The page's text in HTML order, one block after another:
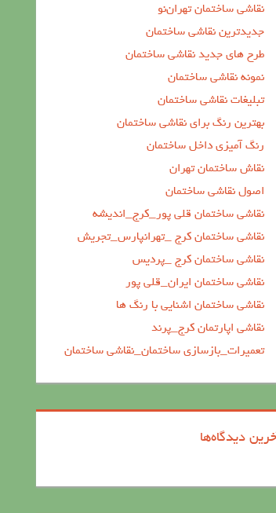
نقاشی ساختمان تهران‌نو
جدیدترین نقاشی ساختمان
طرح های جدید نقاشی ساختمان
نمونه نقاشی ساختمان
تبلیغات نقاشی ساختمان
بهترین رنگ برای نقاشی ساختمان
رنگ آمیزی داخل ساختمان
نقاش ساختمان تهران
اصول نقاشی ساختمان
نقاشی ساختمان قلی پور_کرج_اندیشه
نقاشی ساختمان کرج _تهرانپارس_تجریش
نقاشی ساختمان کرج _پردیس
نقاشی ساختمان ایران_قلی پور
نقاشی ساختمان اشنایی با رنگ ها
نقاشی اپارتمان کرج_پرند
تعمیرات_بازسازی ساختمان_نقاشی ساختمان
دیدگاه‌ها